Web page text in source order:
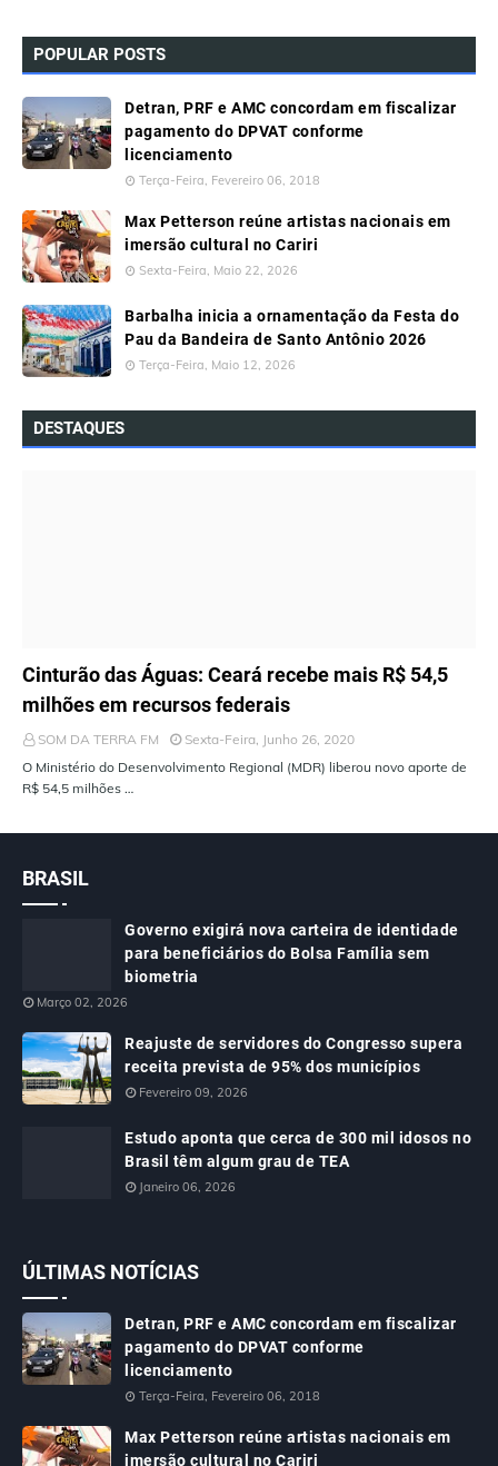
POPULAR POSTS
Detran, PRF e AMC concordam em fiscalizar
pagamento do DPVAT conforme
licenciamento
Terça-Feira, Fevereiro 06, 2018
Max Petterson reúne artistas nacionais em
imersão cultural no Cariri
Sexta-Feira, Maio 22, 2026
Barbalha inicia a ornamentação da Festa do
Pau da Bandeira de Santo Antônio 2026
Terça-Feira, Maio 12, 2026
DESTAQUES
ÚLTIMAS NOTÍCIAS
Cinturão das Águas: Ceará recebe mais R$ 54,5
milhões em recursos federais
SOM DA TERRA FM
Sexta-Feira, Junho 26, 2020
O Ministério do Desenvolvimento Regional (MDR) liberou novo aporte de
R$ 54,5 milhões …
BRASIL
Governo exigirá nova carteira de identidade
para beneficiários do Bolsa Família sem
biometria
Março 02, 2026
Reajuste de servidores do Congresso supera
receita prevista de 95% dos municípios
Fevereiro 09, 2026
Estudo aponta que cerca de 300 mil idosos no
Brasil têm algum grau de TEA
Janeiro 06, 2026
ÚLTIMAS NOTÍCIAS
Detran, PRF e AMC concordam em fiscalizar
pagamento do DPVAT conforme
licenciamento
Terça-Feira, Fevereiro 06, 2018
Max Petterson reúne artistas nacionais em
imersão cultural no Cariri